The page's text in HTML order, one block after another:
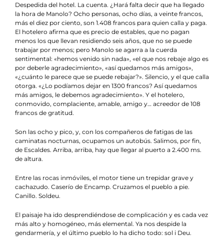
Despedida del hotel. La cuenta. ¿Hará falta decir que ha llegado
la hora de Manolo? Ocho personas, ocho días, a veinte francos,
más el diez por ciento, son 1.408 francos para quien calla y paga.
El hotelero afirma que es precio de estables, que no pagan
menos los que llevan residiendo seis años, que no se puede
trabajar por menos; pero Manolo se agarra a la cuerda
sentimental: «hemos venido sin nada», «el que nos rebaje algo es
por deberle agradecimiento», «así quedamos más amigos»,
«¿cuánto le parece que se puede rebajar?». Silencio, y el que calla
otorga. «¿Lo podíamos dejar en 1300 francos? Así quedamos
más amigos, le debemos agradecimiento». Y el hotelero,
conmovido, complaciente, amable, amigo y… acreedor de 108
francos de gratitud.
Son las ocho y pico, y, con los compañeros de fatigas de las
caminatas nocturnas, ocupamos un autobús. Salimos, por fin,
de Escaldes. Arriba, arriba, hay que llegar al puerto a 2.400 ms.
de altura.
Entre las rocas inmóviles, el motor tiene un trepidar grave y
cachazudo. Caserío de Encamp. Cruzamos el pueblo a pie.
Canillo. Soldeu.
El paisaje ha ido desprendiéndose de complicación y es cada vez
más alto y homogéneo, más elemental. Ya nos despide la
gendarmería, y el último pueblo lo ha dicho todo: sol i Deu.